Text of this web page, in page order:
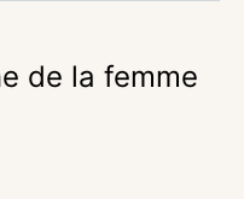
de la femme